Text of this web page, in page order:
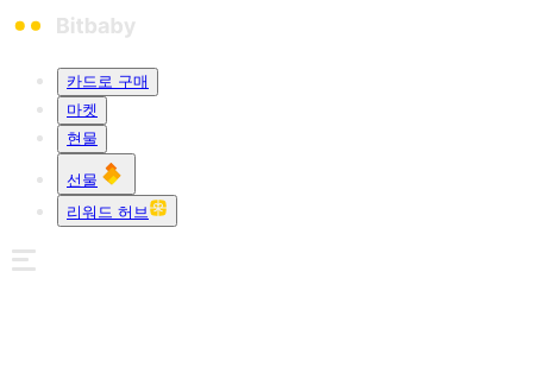
카드로 구매
마켓
현물
선물
리워드 허브